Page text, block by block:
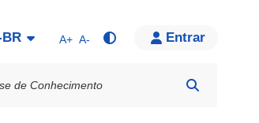
BR A+ A- Entrar